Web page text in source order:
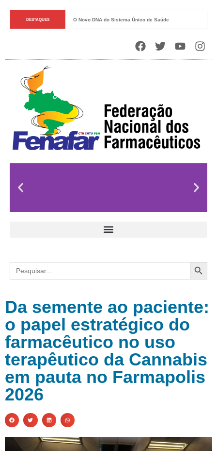
DESTAQUES O Novo DNA do Sistema Único de Saúde
Search
for:
Da semente ao paciente:
o papel estratégico do
farmacêutico no uso
terapêutico da Cannabis
em pauta no Farmapolis
2026